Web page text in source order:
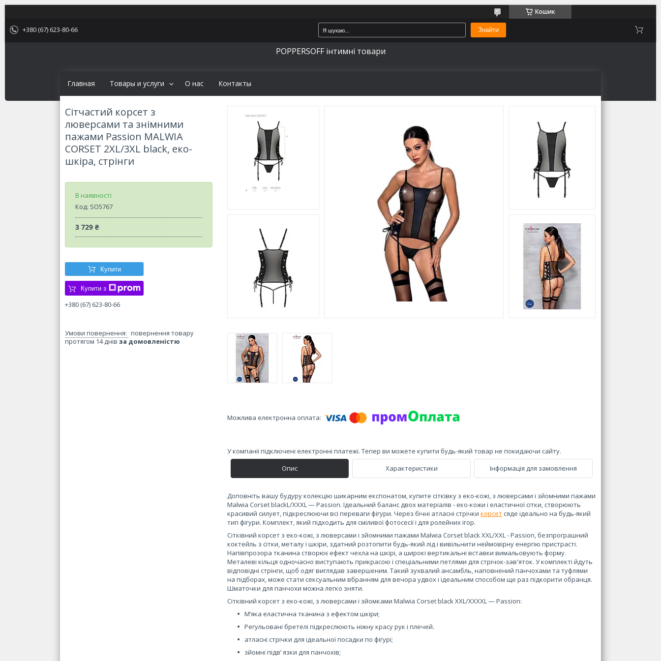
Кошик
+380 (67) 623-80-66 Знайти
POPPERSOFF інтимні товари
Главная Товары и услуги О нас Контакты
Сітчастий корсет з
люверсами та знімними
пажами Passion MALWIA
CORSET 2XL/3XL black, еко-
шкіра, стрінги
В наявності
Код: SO5767
3 729 ₴
Купити
Купити з
+380 (67) 623-80-66
повернення товару
протягом 14 днів за домовленістю
У компанії підключені електронні платежі. Тепер ви можете купити будь-який товар не покидаючи сайту.
Опис
Характеристики Інформація для замовлення
Доповніть вашу будуру колекцію шикарним експонатом, купите сітківку з еко-кожі, з люверсами і зйомними пажами
Malwia Corset blackL/XXXL — Passion. Ідеальний баланс двох матеріалів - еко-кожи і еластичної сітки, створюють
красивий силует, підкреслюючи всі переваги фігури. Через бічні атласні стрічки корсетсяде ідеально на будь-який
тип фігури. Комплект, який підходить для сміливої фотосесії і для ролейних ігор.
Сітківний корсет з еко-кожі, з люверсами і зйомними пажами Malwia Corset black XXL/XXL - Passion, безпрограшний
коктейль з сітки, металу і шкіри, здатний розтопити будь-який лід і вивільнити неймовірну енергію пристрасті.
Напівпрозора тканина створює ефект чехла на шкірі, а широкі вертикальні вставки вимальовують форму.
Металеві кільця одночасно виступають прикрасою і спеціальними петлями для стрічок-зав'яток. У комплекті йдуть
відповідні стрінги, щоб одяг виглядав завершеним. Такий зухвалий ансамбль, наповнений панчохами та туфлями
на підборах, може стати сексуальним вбранням для вечора удвох і ідеальним способом ще раз підкорити обранця.
Шматочки для панчохи можна легко зняти.
Сітківний корсет з еко-кожі, з люверсами і зйомками Malwia Corset black XXL/XXXXL — Passion:
М’яка еластична тканина з ефектом шкіри;
Регульовані бретелі підкреслюють ніжну красу рук і плечей.
атласні стрічки для ідеальної посадки по фігурі;
зйомні підв’ язки для панчохів;